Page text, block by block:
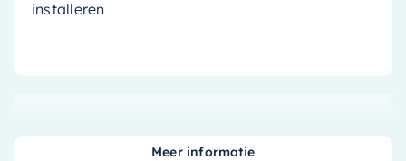
installeren
Mondiaz Speciaal Ruimtebesparend
Meer informatie